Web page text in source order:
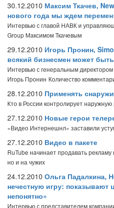
30.12.2010 Максим Ткачев,
нового года мы ждем
Интервью с главой НАВК и
Group Максимом Ткачевым
29.12.2010 Игорь Пронин,
всякий бизнесмен может
Интервью с генеральным
Игорь Пронин Количество
28.12.2010 Применять снаружи
Кто в России контролирует наружную
27.12.2010 Новые герои
«Видео Интернешнл» заставили
27.12.2010 Видео в пакете
RuTube начинает продавать
но и на чужих
24.12.2010 Ольга Падалкина,
нечестную игру:
непонятно»
Интервью с представителем